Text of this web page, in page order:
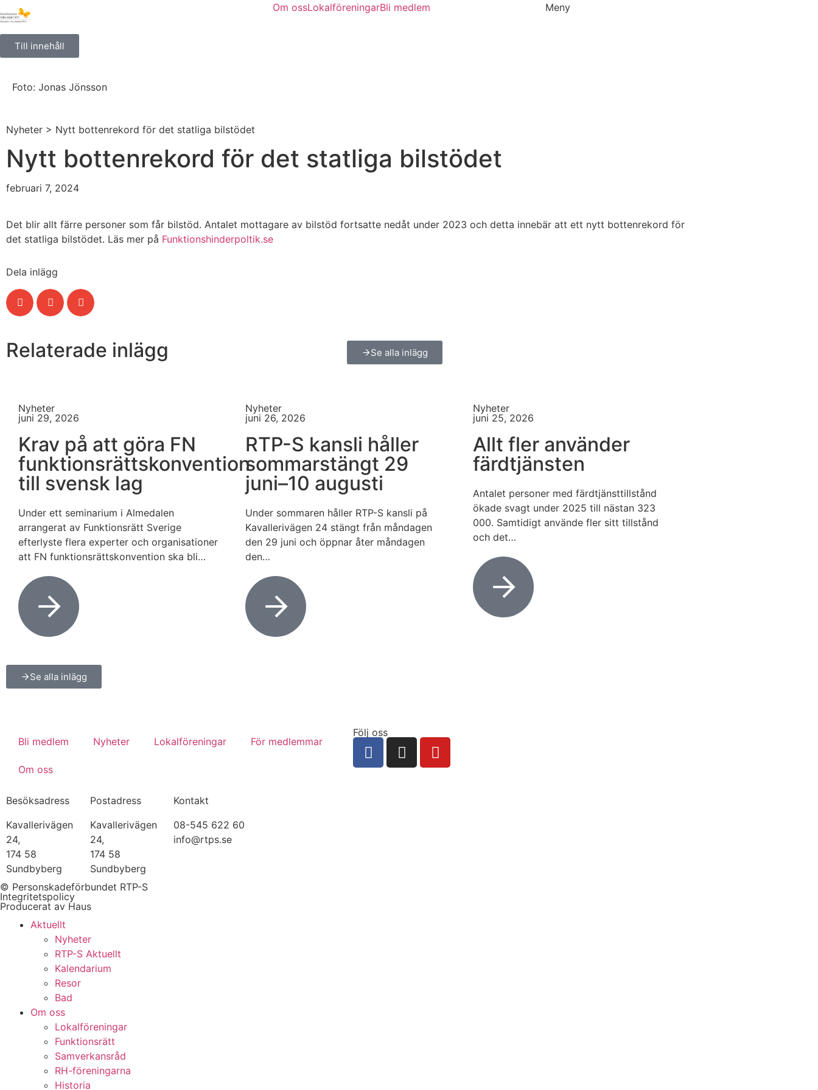
Om ossLokalföreningarBli medlem Meny
Till innehåll
Foto: Jonas Jönsson
Nyheter > Nytt bottenrekord för det statliga bilstödet
Nytt bottenrekord för det statliga bilstödet
februari 7, 2024
Det blir allt färre personer som får bilstöd. Antalet mottagare av bilstöd fortsatte nedåt under 2023 och detta innebär att ett nytt bottenrekord för
det statliga bilstödet. Läs mer på Funktionshinderpoltik.se
Dela inlägg
Relaterade inlägg Se alla inlägg
Nyheter
juni 29, 2026
Krav på att göra FN
funktionsrättskonvention
till svensk lag
Under ett seminarium i Almedalen
arrangerat av Funktionsrätt Sverige
efterlyste flera experter och organisationer
att FN funktionsrättskonvention ska bli…
Nyheter
juni 26, 2026
RTP-S kansli håller
sommarstängt 29
juni–10 augusti
Under sommaren håller RTP-S kansli på
Kavallerivägen 24 stängt från måndagen
den 29 juni och öppnar åter måndagen
den…
Nyheter
juni 25, 2026
Allt fler använder
färdtjänsten
Antalet personer med färdtjänsttillstånd
ökade svagt under 2025 till nästan 323
000. Samtidigt använde fler sitt tillstånd
och det…
Se alla inlägg
Bli medlem Nyheter Lokalföreningar För medlemmar
Om oss
Besöksadress
Kavallerivägen
24,
174 58
Sundbyberg
Postadress
Kavallerivägen
24,
174 58
Sundbyberg
Kontakt
08-545 622 60
info@rtps.se
Följ oss
© Personskadeförbundet RTP-S
Integritetspolicy
Producerat av Haus
Aktuellt
Nyheter
RTP-S Aktuellt
Kalendarium
Resor
Bad
Om oss
Lokalföreningar
Funktionsrätt
Samverkansråd
RH-föreningarna
Historia